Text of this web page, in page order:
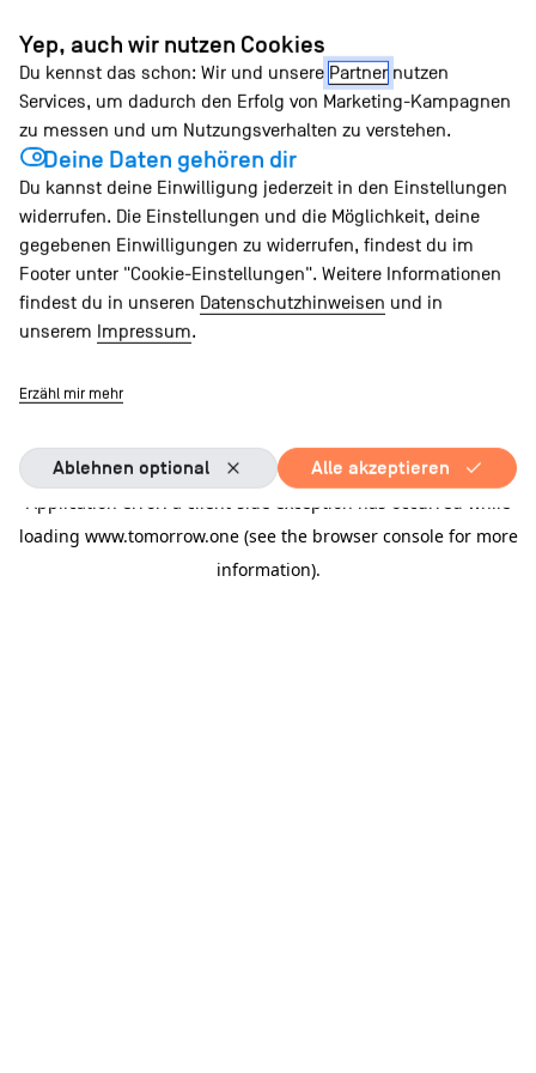
Zum
Inhalt
springen
Application error: a client-side exception has occurred while
loading www.tomorrow.one (see the browser console for more
information).
Yep, auch wir nutzen Cookies
Du kennst das schon: Wir und unsere Partner nutzen
Services, um dadurch den Erfolg von Marketing-Kampagnen
zu messen und um Nutzungsverhalten zu verstehen.
Deine Daten gehören dir
Du kannst deine Einwilligung jederzeit in den Einstellungen
widerrufen. Die Einstellungen und die Möglichkeit, deine
gegebenen Einwilligungen zu widerrufen, findest du im
Footer unter "Cookie-Einstellungen". Weitere Informationen
findest du in unseren Datenschutzhinweisen und in
unserem Impressum.
Erzähl mir mehr
Ablehnen optional Alle akzeptieren